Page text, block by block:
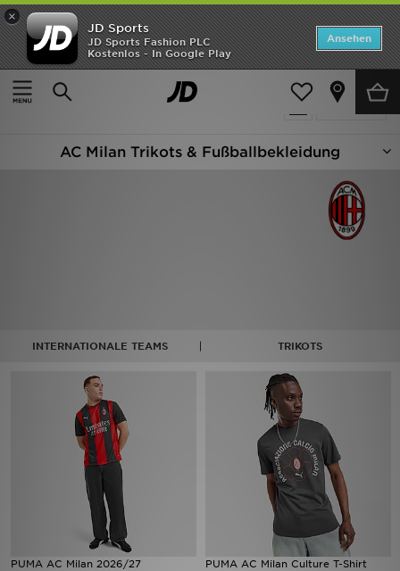
×
JD Sports
JD Sports Fashion PLC
Kostenlos - In Google Play
Ansehen
Startseite
Fußball - AC Milan
verfeinern
4 Produkte
AC Milan Trikots & Fußballbekleidung
INTERNATIONALE TEAMS TRIKOTS
PUMA AC Milan 2026/27
PUMA AC Milan Culture T-Shirt
Startseite
ANGEBOTE
Neuheiten
Lade Die APP
Geschenkkarte
Filialfinder